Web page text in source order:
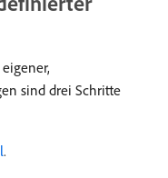
sind drei Schritte
.